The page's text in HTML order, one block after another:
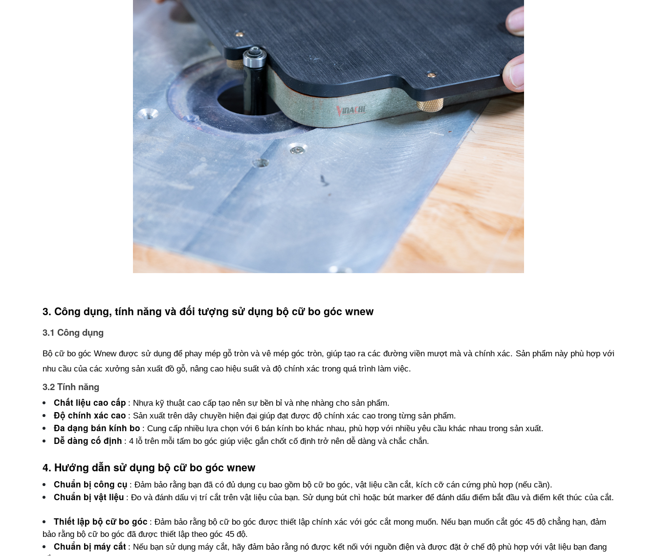
3. Công dụng, tính năng và đối tượng sử dụng bộ cữ bo góc wnew
3.1 Công dụng
Bộ cữ bo góc Wnew được sử dụng để phay mép gỗ tròn và vê mép góc tròn, giúp tạo ra các đường viền mượt mà và chính xác. Sản phẩm này phù hợp với
nhu cầu của các xưởng sản xuất đồ gỗ, nâng cao hiệu suất và độ chính xác trong quá trình làm việc.
3.2 Tính năng
Chất liệu cao cấp : Nhựa kỹ thuật cao cấp tạo nên sự bền bỉ và nhẹ nhàng cho sản phẩm.
Độ chính xác cao : Sản xuất trên dây chuyền hiện đại giúp đạt được độ chính xác cao trong từng sản phẩm.
Đa dạng bán kính bo : Cung cấp nhiều lựa chọn với 6 bán kính bo khác nhau, phù hợp với nhiều yêu cầu khác nhau trong sản xuất.
Dễ dàng cố định : 4 lỗ trên mỗi tấm bo góc giúp việc gắn chốt cố định trở nên dễ dàng và chắc chắn.
4. Hướng dẫn sử dụng bộ cữ bo góc wnew
Chuẩn bị công cụ : Đảm bảo rằng bạn đã có đủ dụng cụ bao gồm bộ cữ bo góc, vật liệu cần cắt, kích cỡ cán cứng phù hợp (nếu cần).
Chuẩn bị vật liệu : Đo và đánh dấu vị trí cắt trên vật liệu của bạn. Sử dụng bút chì hoặc bút marker để đánh dấu điểm bắt đầu và điểm kết thúc của cắt.
Thiết lập bộ cữ bo góc : Đảm bảo rằng bộ cữ bo góc được thiết lập chính xác với góc cắt mong muốn. Nếu bạn muốn cắt góc 45 độ chẳng hạn, đảm
bảo rằng bộ cữ bo góc đã được thiết lập theo góc 45 độ.
Chuẩn bị máy cắt : Nếu bạn sử dụng máy cắt, hãy đảm bảo rằng nó được kết nối với nguồn điện và được đặt ở chế độ phù hợp với vật liệu bạn đang